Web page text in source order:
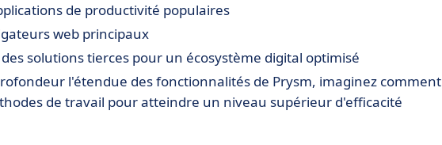
de productivité populaires
web principaux
solutions tierces pour un écosystème digital optimisé
l'étendue des fonctionnalités de Prysm, imaginez comment
de travail pour atteindre un niveau supérieur d'efficacité